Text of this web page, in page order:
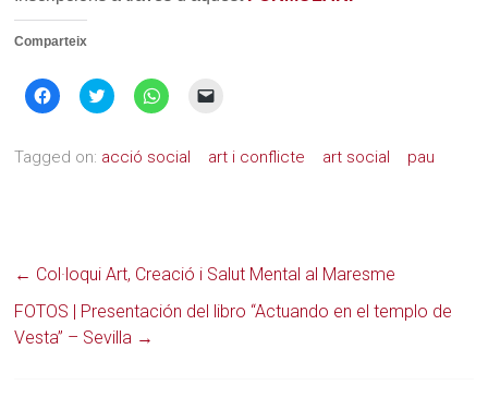
Comparteix
Feu
clic
al
Facebook
Feu
clic
al
Twitter
Feu
clic
al
WhatsApp
un
enllaç
(S'obre
en
nova
finestra)
Tagged on: acció social art i conflicte art social pau
← Col·loqui Art, Creació i Salut Mental al Maresme
FOTOS | Presentación del libro “Actuando en el templo de
Vesta” – Sevilla →